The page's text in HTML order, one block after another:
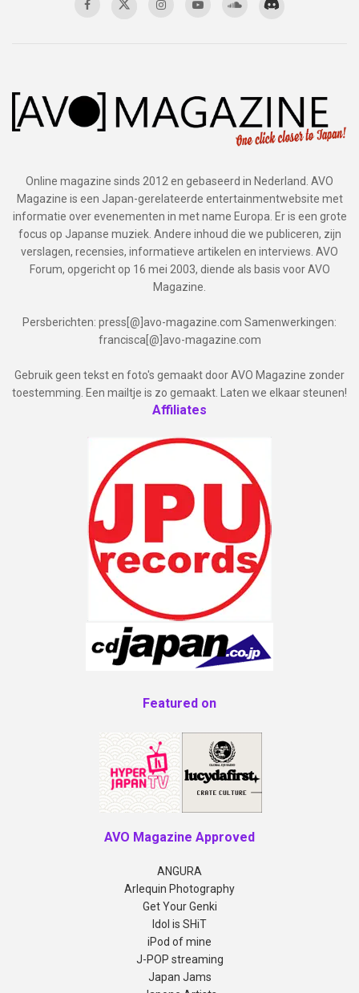
Online magazine sinds 2012 en gebaseerd in Nederland. AVO
Magazine is een Japan-gerelateerde entertainmentwebsite met
informatie over evenementen in met name Europa. Er is een grote
focus op Japanse muziek. Andere inhoud die we publiceren, zijn
verslagen, recensies, informatieve artikelen en interviews. AVO
Forum, opgericht op 16 mei 2003, diende als basis voor AVO
Magazine.
Persberichten: press[@]avo-magazine.com Samenwerkingen:
francisca[@]avo-magazine.com
Gebruik geen tekst en foto's gemaakt door AVO Magazine zonder
toestemming. Een mailtje is zo gemaakt. Laten we elkaar steunen!
Affiliates
Featured on
AVO Magazine Approved
ANGURA
Arlequin Photography
Get Your Genki
Idol is SHiT
iPod of mine
J-POP streaming
Japan Jams